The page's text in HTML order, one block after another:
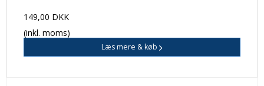
149,00 DKK
(inkl. moms)
Læs mere & køb